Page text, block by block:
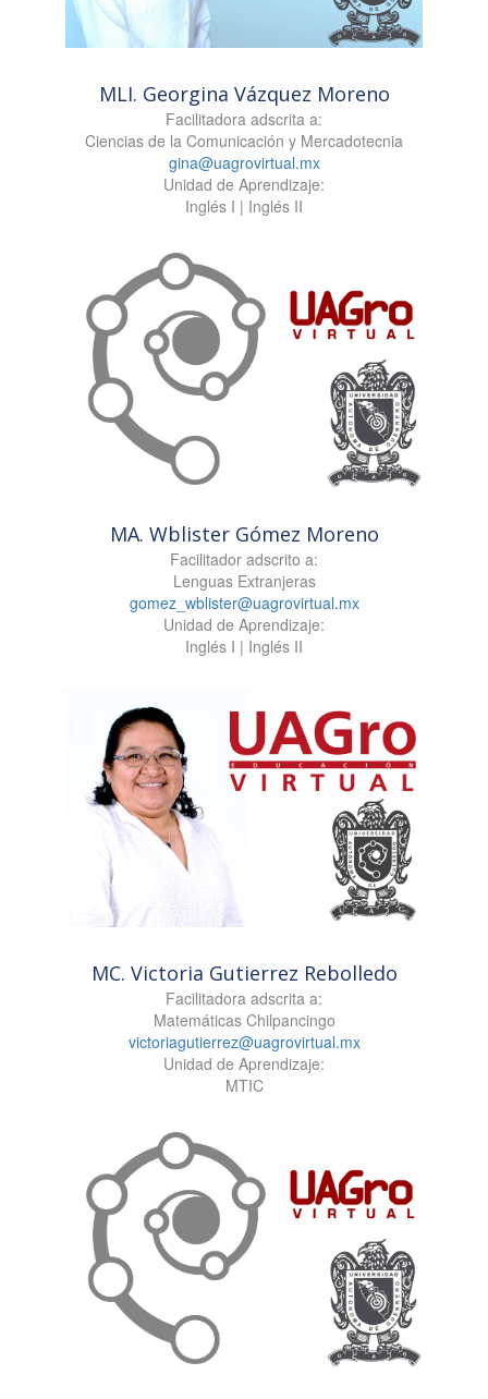
MLI. Georgina Vázquez Moreno
Facilitadora adscrita a:
Ciencias de la Comunicación y Mercadotecnia
gina@uagrovirtual.mx
Unidad de Aprendizaje:
Inglés I | Inglés II
MA. Wblister Gómez Moreno
Facilitador adscrito a:
Lenguas Extranjeras
gomez_wblister@uagrovirtual.mx
Unidad de Aprendizaje:
Inglés I | Inglés II
MC. Victoria Gutierrez Rebolledo
Facilitadora adscrita a:
Matemáticas Chilpancingo
victoriagutierrez@uagrovirtual.mx
Unidad de Aprendizaje:
MTIC